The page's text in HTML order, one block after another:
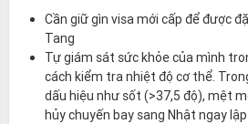
Cần giữ gìn visa mới cấp để được
Tang
Tự giám sát sức khỏe của mình
cách kiểm tra nhiệt độ cơ thể.
dấu hiệu như sốt (>37,5 độ), mệt
hủy chuyến bay sang Nhật ngay